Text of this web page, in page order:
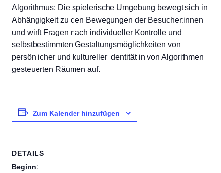
Algorithmus: Die spielerische Umgebung bewegt sich in
Abhängigkeit zu den Bewegungen der Besucher:innen
und wirft Fragen nach individueller Kontrolle und
selbstbestimmten Gestaltungsmöglichkeiten von
persönlicher und kultureller Identität in von Algorithmen
gesteuerten Räumen auf.
Zum Kalender hinzufügen
DETAILS
Beginn: